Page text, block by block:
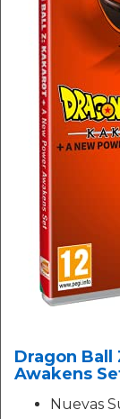
Dragon Ball
Awakens
Nuevas